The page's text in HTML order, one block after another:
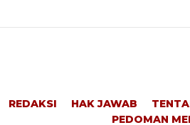
REDAKSI HAK JAWAB
PEDOMAN